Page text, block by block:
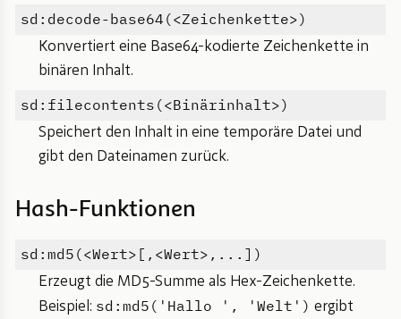
sd:decode-base64(<Zeichenkette>)
Konvertiert eine Base64-kodierte Zeichenkette in
binären Inhalt.
sd:filecontents(<Binärinhalt>)
Speichert den Inhalt in eine temporäre Datei und
gibt den Dateinamen zurück.
Hash-Funktionen
sd:md5(<Wert>[,<Wert>,...])
Erzeugt die MD5-Summe als Hex-Zeichenkette.
Beispiel: sd:md5('Hallo ', 'Welt') ergibt